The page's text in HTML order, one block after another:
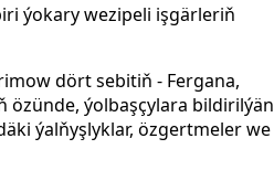
ýokary wezipeli işgärleriň
dört sebitiň - Fergana,
özünde, ýolbaşçylara bildirilýän
ýalňyşlyklar, özgertmeler we